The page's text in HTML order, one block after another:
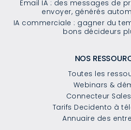
Email IA : des messages de
envoyer, générés
IA commerciale : gagner du
bons décideurs
NOS
Toutes les
Webinars &
Connecteur
Tarifs Decidento à
Annuaire des